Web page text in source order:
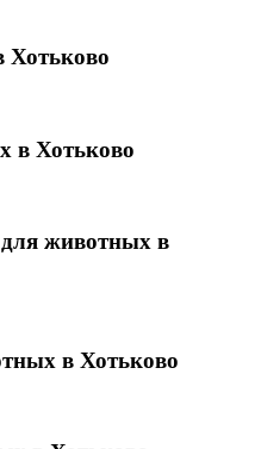
Хотьково
в Хотьково
животных в
в Хотьково